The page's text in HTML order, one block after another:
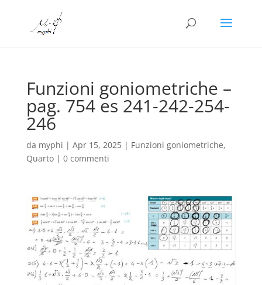
Funzioni goniometriche –
pag. 754 es 241-242-254-
246
da myphi | Apr 15, 2025| Funzioni goniometriche,
Quarto| 0 commenti